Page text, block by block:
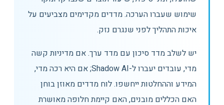
שימוש שעברו הערכה. מדדים מקדימים מצביעים על
איכות התהליך לפני שנגרם נזק.
יש לשלב מדד סיכון עם מדד ערך. אם מדיניות קשה
מדי, עובדים יעברו ל-Shadow AI; אם היא רכה מדי,
המידע וההחלטות ייחשפו. לוח מדדים מאוזן בוחן
האם הכללים מובנים, האם קיימת חלופה מאושרת